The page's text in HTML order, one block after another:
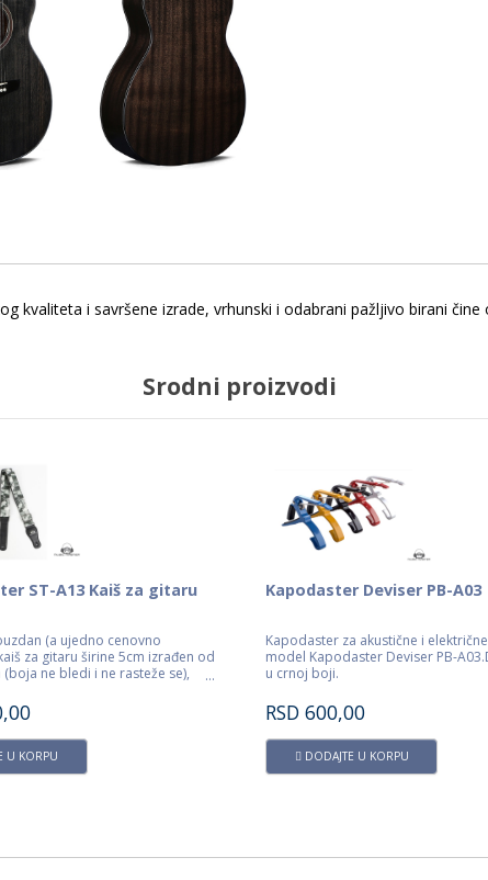
kvaliteta i savršene izrade, vrhunski i odabrani pažljivo birani
Srodni proizvodi
ST-A13 Kaiš za gitaru
(a ujedno cenovno
za gitaru širine 5cm izrađen od
ne bledi i ne rasteže se),
Kaiš je podesiv po dužini od
U KORPU
Kapodaster Deviser PB-A03
Kapodaster za akustične i
model Kapodaster Deviser PB-
u crnoj boji.
RSD 600,00
DODAJTE U KORPU